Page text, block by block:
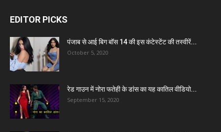
EDITOR PICKS
पंजाब से आई बिग बॉस 14 की इस कंटेस्टेंट की तस्वीरें...
October 5, 2020
रेड गाउन में नोरा फतेही के डांस का यह कातिल वीडियो...
September 15, 2020